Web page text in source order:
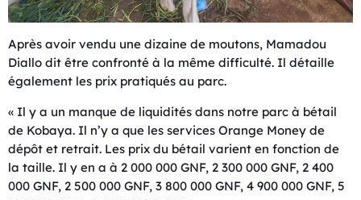
Après avoir vendu une dizaine de moutons, Mamadou
Diallo dit être confronté à la même difficulté. Il détaille
également les prix pratiqués au parc.
« Il y a un manque de liquidités dans notre parc à bétail
de Kobaya. Il n’y a que les services Orange Money de
dépôt et retrait. Les prix du bétail varient en fonction de
la taille. Il y en a à 2 000 000 GNF, 2 300 000 GNF, 2 400
000 GNF, 2 500 000 GNF, 3 800 000 GNF, 4 900 000 GNF, 5